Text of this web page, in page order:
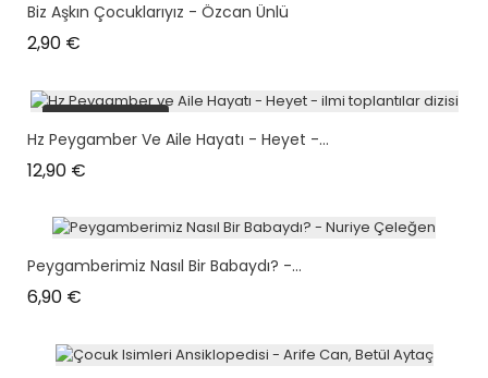
Biz Aşkın Çocuklarıyız - Özcan Ünlü
2,90 €
plus en stock
Hz Peygamber Ve Aile Hayatı - Heyet -...
12,90 €
Peygamberimiz Nasıl Bir Babaydı? -...
6,90 €